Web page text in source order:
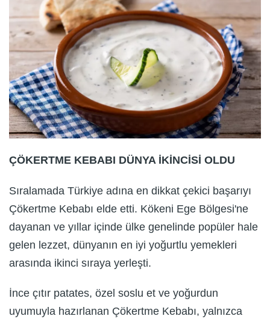
ÇÖKERTME KEBABI DÜNYA İKİNCİSİ OLDU
Sıralamada Türkiye adına en dikkat çekici başarıyı
Çökertme Kebabı elde etti. Kökeni Ege Bölgesi'ne
dayanan ve yıllar içinde ülke genelinde popüler hale
gelen lezzet, dünyanın en iyi yoğurtlu yemekleri
arasında ikinci sıraya yerleşti.
İnce çıtır patates, özel soslu et ve yoğurdun
uyumuyla hazırlanan Çökertme Kebabı, yalnızca